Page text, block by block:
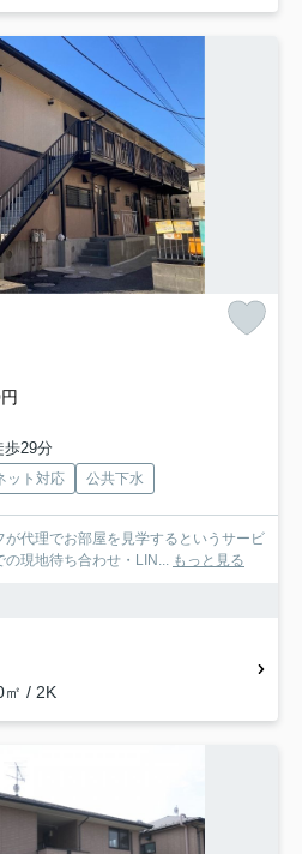
歩29分
ット対応 公共下水
代理でお部屋を見学するというサービ
の現地待ち合わせ・LIN... もっと見る
㎡ / 2K